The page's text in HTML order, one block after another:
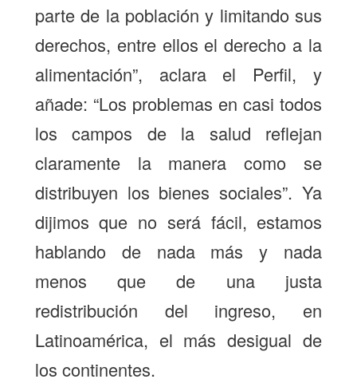
parte de la población y limitando sus
derechos, entre ellos el derecho a la
alimentación”, aclara el Perfil, y
añade: “Los problemas en casi todos
los campos de la salud reflejan
claramente la manera como se
distribuyen los bienes sociales”. Ya
dijimos que no será fácil, estamos
hablando de nada más y nada
menos que de una justa
redistribución del ingreso, en
Latinoamérica, el más desigual de
los continentes.